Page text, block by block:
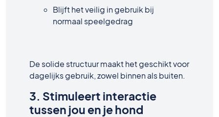
Blijft het veilig in gebruik bij
normaal speelgedrag
De solide structuur maakt het geschikt voor
dagelijks gebruik, zowel binnen als buiten.
3. Stimuleert interactie
tussen jou en je hond